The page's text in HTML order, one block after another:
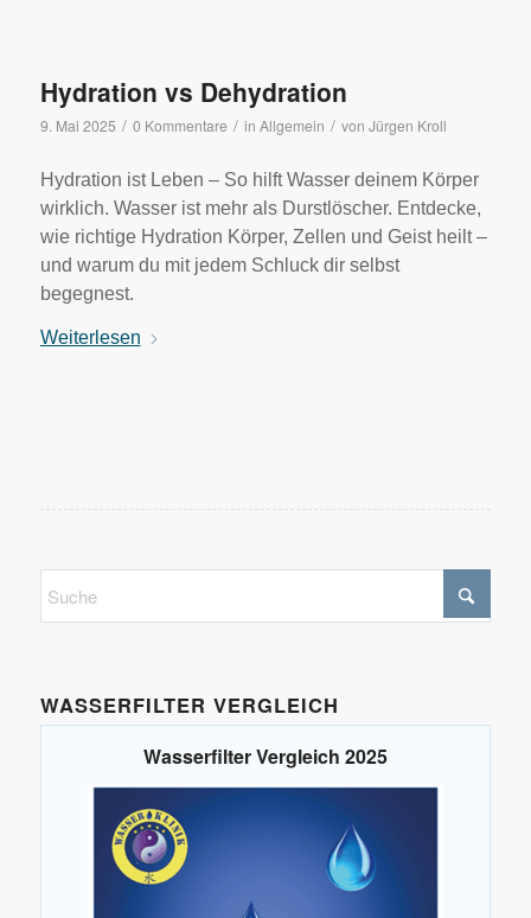
Hydration vs Dehydration
9. Mai 2025 / 0 Kommentare / in Allgemein / von Jürgen Kroll
Hydration ist Leben – So hilft Wasser deinem Körper
wirklich. Wasser ist mehr als Durstlöscher. Entdecke,
wie richtige Hydration Körper, Zellen und Geist heilt –
und warum du mit jedem Schluck dir selbst
begegnest.
Weiterlesen
WASSERFILTER VERGLEICH
Wasserfilter Vergleich 2025